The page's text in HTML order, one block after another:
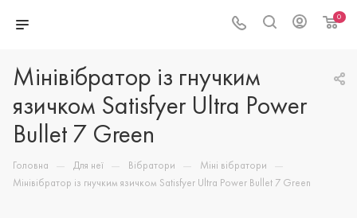
0
Мінівібратор із гнучким
язичком Satisfyer Ultra Power
Bullet 7 Green
Головна — Для неї — Вібратори — Міні вібратори —
Мінівібратор із гнучким язичком Satisfyer Ultra Power Bullet 7 Green